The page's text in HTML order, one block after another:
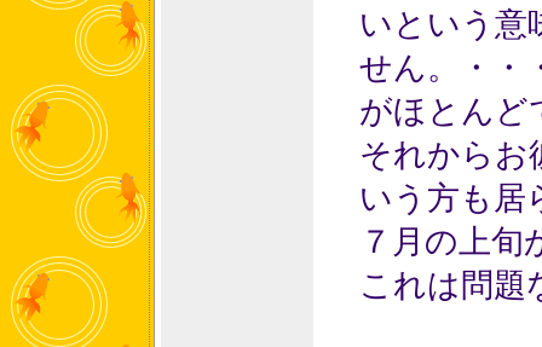
いという意
せん。・・
がほとんど
それからお
いう方も居
７月の上
これは問題